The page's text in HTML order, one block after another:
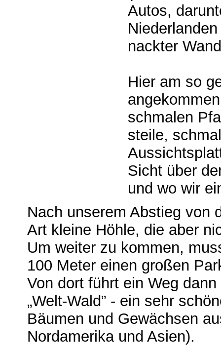
Autos,
nackter
Hier am so
schmalen
steile,
Sicht über
und wo wir
Nach unserem Abstieg von
Art kleine Höhle, die aber
Um weiter zu kommen,
100 Meter einen großen
Von dort führt ein Weg
„Welt-Wald” - ein sehr
Bäumen und Gewächsen
Nordamerika und Asien).